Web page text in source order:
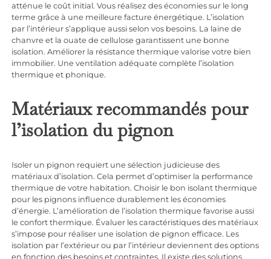
atténue le coût initial. Vous réalisez des économies sur le long
terme grâce à une meilleure facture énergétique. L’isolation
par l’intérieur s’applique aussi selon vos besoins. La laine de
chanvre et la ouate de cellulose garantissent une bonne
isolation. Améliorer la résistance thermique valorise votre bien
immobilier. Une ventilation adéquate complète l’isolation
thermique et phonique.
Matériaux recommandés pour
l’isolation du pignon
Isoler un pignon requiert une sélection judicieuse des
matériaux d’isolation. Cela permet d’optimiser la performance
thermique de votre habitation. Choisir le bon isolant thermique
pour les pignons influence durablement les économies
d’énergie. L’amélioration de l’isolation thermique favorise aussi
le confort thermique. Évaluer les caractéristiques des matériaux
s’impose pour réaliser une isolation de pignon efficace. Les
isolation par l’extérieur ou par l’intérieur deviennent des options
en fonction des besoins et contraintes. Il existe des solutions